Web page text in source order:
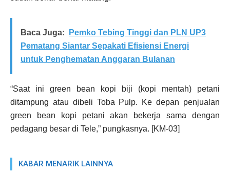
Baca Juga:
Pemko Tebing Tinggi dan PLN UP3
Pematang Siantar Sepakati Efisiensi Energi
untuk Penghematan Anggaran Bulanan
“Saat ini green bean kopi biji (kopi mentah) petani
ditampung atau dibeli Toba Pulp. Ke depan penjualan
green bean kopi petani akan bekerja sama dengan
pedagang besar di Tele,” pungkasnya. [KM-03]
KABAR MENARIK LAINNYA